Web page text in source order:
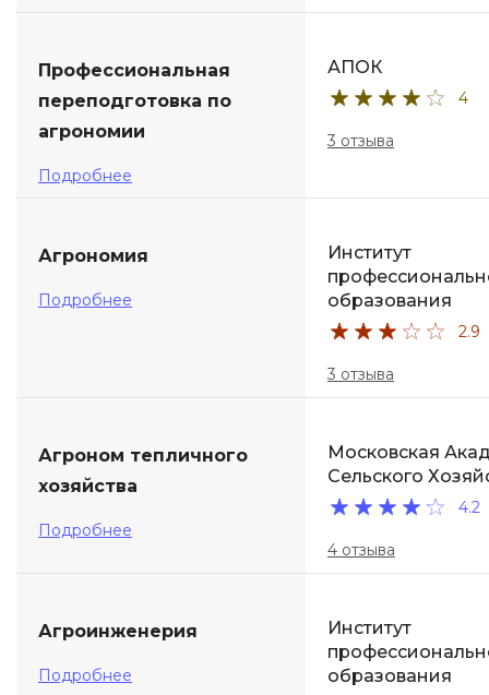
Профессиональная
переподготовка по
агрономии
Подробнее
АПОК
4
3 отзыва
Агрономия
Подробнее
Институт
образования
2.9
3 отзыва
Агроном тепличного
хозяйства
Подробнее
Московская
Сельского
4.2
4 отзыва
Агроинженерия
Подробнее
Институт
образования